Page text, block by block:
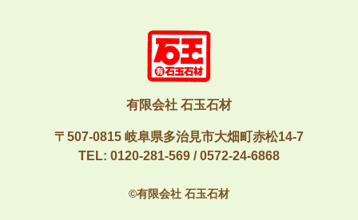
有限会社 石玉石材
〒507-0815 岐阜県多治見市大畑町赤松14-7
TEL: 0120-281-569 /0572-24-6868
©有限会社 石玉石材